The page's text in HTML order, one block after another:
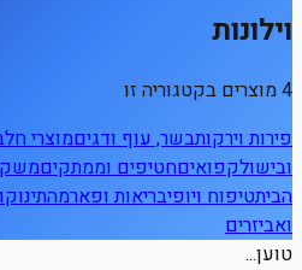
וילונות
4 מוצרים בקטגוריה זו
פירות וירקותבשר, עוף ודגיםמוצרי
ובישולקפואיםחטיפים וממתקים
הביתטיפוח ויופיבריאות ופארמה
ואביזרים
טוען...